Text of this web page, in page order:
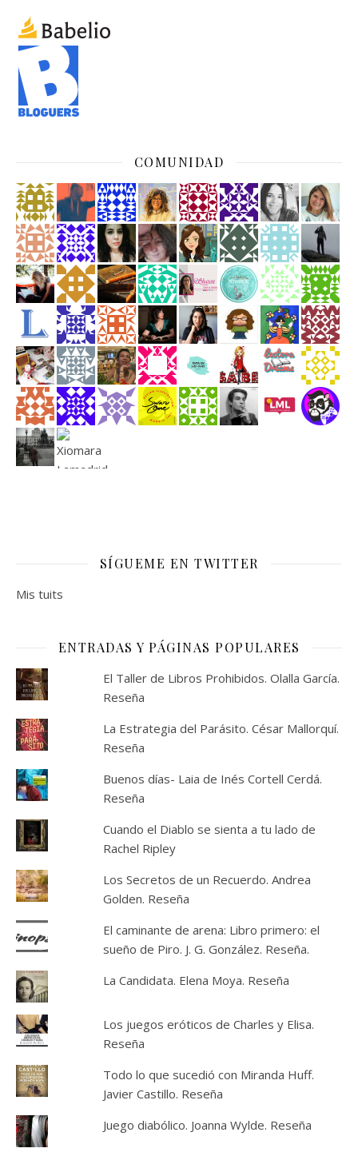
COMUNIDAD
SÍGUEME EN TWITTER
Mis tuits
ENTRADAS Y PÁGINAS POPULARES
El Taller de Libros Prohibidos. Olalla García.
Reseña
La Estrategia del Parásito. César Mallorquí.
Reseña
Buenos días- Laia de Inés Cortell Cerdá.
Reseña
Cuando el Diablo se sienta a tu lado de
Rachel Ripley
Los Secretos de un Recuerdo. Andrea
Golden. Reseña
El caminante de arena: Libro primero: el
sueño de Piro. J. G. González. Reseña.
La Candidata. Elena Moya. Reseña
Los juegos eróticos de Charles y Elisa.
Reseña
Todo lo que sucedió con Miranda Huff.
Javier Castillo. Reseña
Juego diabólico. Joanna Wylde. Reseña